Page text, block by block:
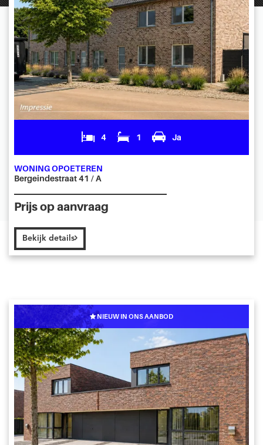
4 1 Ja
WONING OPOETEREN
Bergeindestraat 41 / A
Prijs op aanvraag
Bekijk details
NIEUW IN ONS AANBOD